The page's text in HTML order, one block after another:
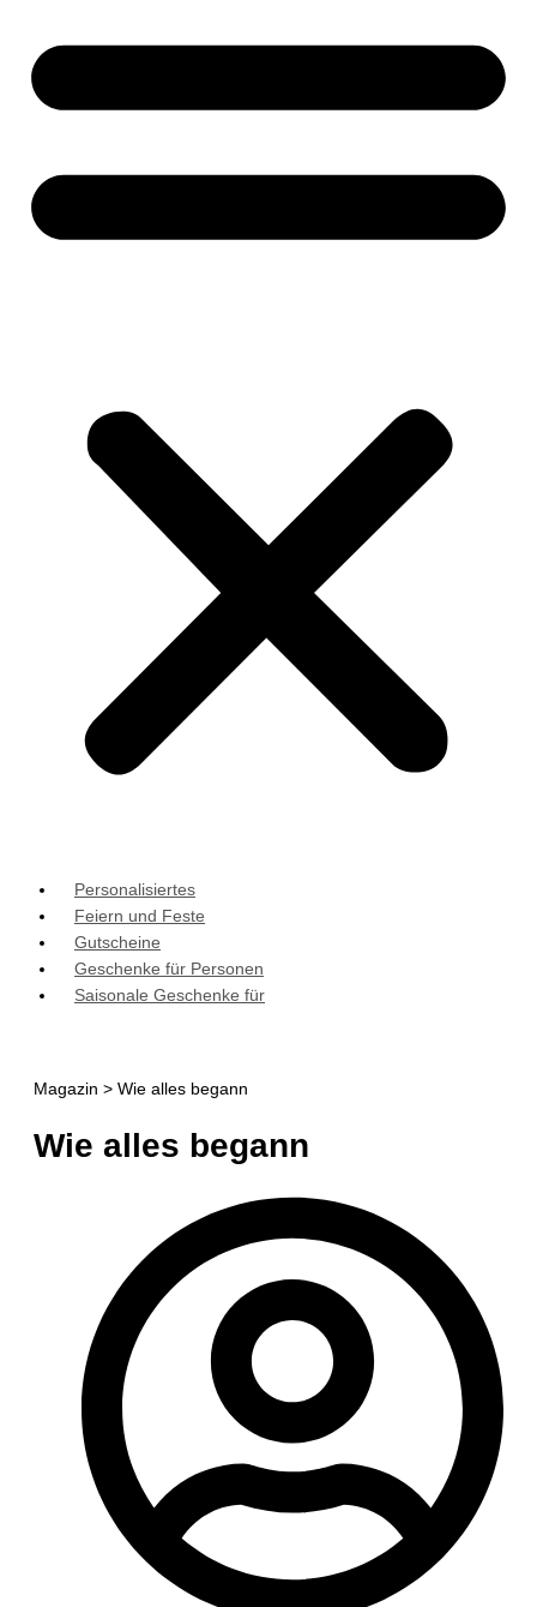
Personalisiertes
Feiern und Feste
Gutscheine
Geschenke für Personen
Saisonale Geschenke für
Magazin > Wie alles begann
Wie alles begann